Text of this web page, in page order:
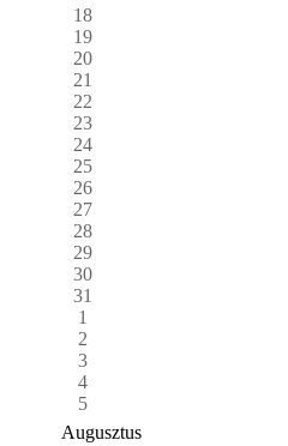
18
19
20
21
22
23
24
25
26
27
28
29
30
31
1
2
3
4
5
Augusztus